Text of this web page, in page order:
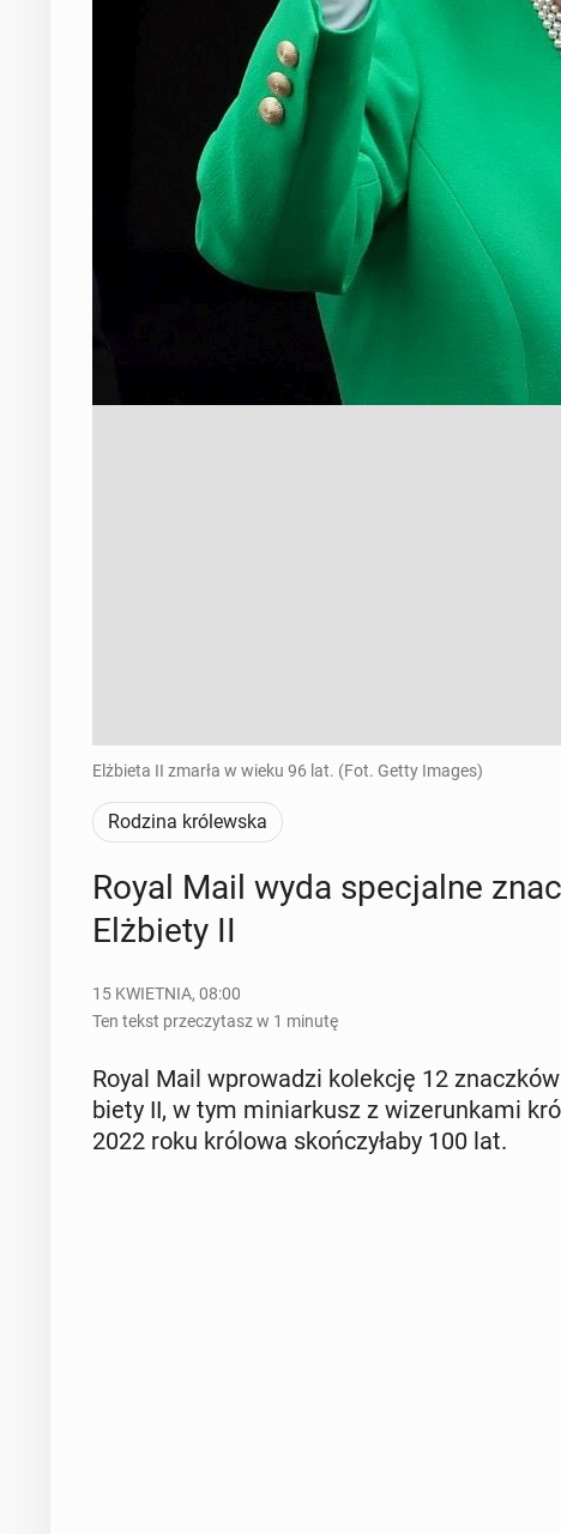
Elżbieta II zmarła w wieku 96 lat. (Fot. Getty Images)
Rodzina królewska
Royal Mail wyda spe­cjal­ne
Elż­bie­ty II
15 KWIETNIA, 08:00
Ten tekst przeczytasz w 1 minutę
Royal Mail wpro­wa­dzi ko­lek­cję 12
bie­ty II, w tym mi­niar­kusz z wi­ze­run­ka­mi
2022 roku królowa skoń­czy­ła­by 100 lat.